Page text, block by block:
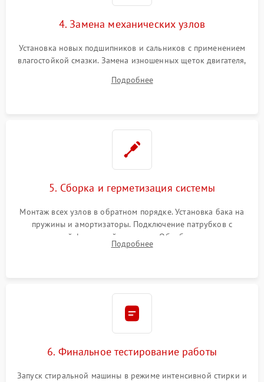
4. Замена механических узлов
Установка новых подшипников и сальников с применением
влагостойкой смазки. Замена изношенных щеток двигателя,
или поврежденной резиновой манжеты.
Подробнее
5. Сборка и герметизация системы
Монтаж всех узлов в обратном порядке. Установка бака на
пружины и амортизаторы. Подключение патрубков с
надежной фиксацией хомутами. Обработка стыков
герметиком для предотвращения возможных протечек воды.
Подробнее
6. Финальное тестирование работы
Запуск стиральной машины в режиме интенсивной стирки и